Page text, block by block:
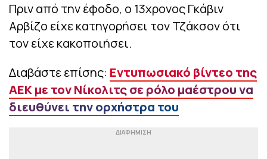
Πριν από την έφοδο, ο 13χρονος Γκάβιν
Αρβίζο είχε κατηγορήσει τον Τζάκσον ότι
τον είχε κακοποιήσει.
Διαβάστε επίσης: Εντυπωσιακό βίντεο της
ΑΕΚ με τον Νίκολιτς σε ρόλο μαέστρου να
διευθύνει την ορχήστρα του